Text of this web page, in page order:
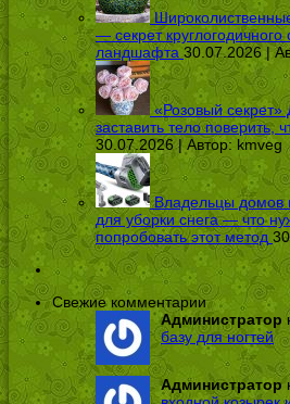
— секрет
ландшафта 30.07.2026 |
«Розовый
заставить тело поверить,
30.07.2026 | Автор: kmveg
Владельцы домов
для уборки снега — что
попробовать этот метод
Свежие комментарии
Администратор
базу для ногтей
Администратор